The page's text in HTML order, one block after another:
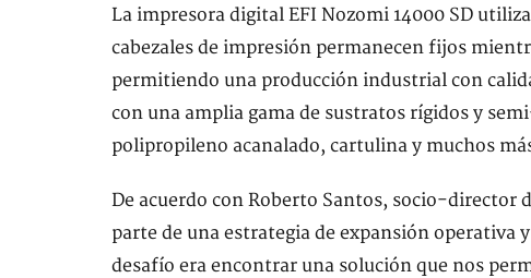
La impresora digital EFI Nozomi 14000 SD
cabezales de impresión permanecen fijos
permitiendo una producción industrial con
con una amplia gama de sustratos rígidos y
polipropileno acanalado, cartulina y muchos
De acuerdo con Roberto Santos, socio-director
parte de una estrategia de expansión
desafío era encontrar una solución que nos